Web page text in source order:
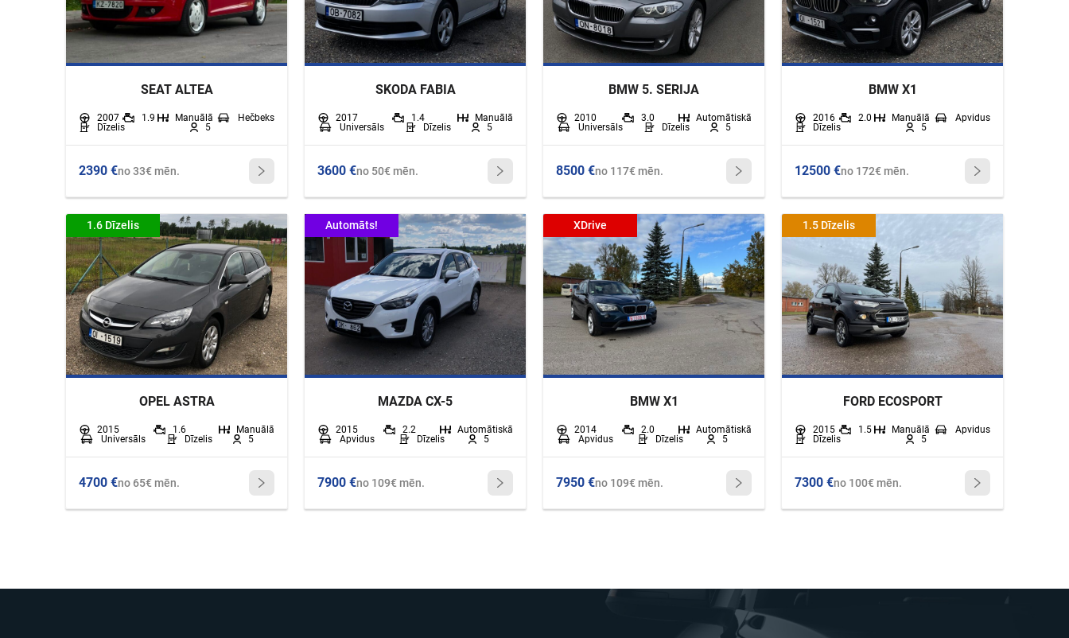
SEAT ALTEA
2007 1.9 Manuālā
Hečbeks
Dīzelis
5
2390 €no 33€ mēn.
SKODA FABIA
2017 1.4
Manuālā
Universāls
Dīzelis 5
3600 €no 50€ mēn.
BMW 5. SĒRIJA
2010 3.0
Automātiskā
Universāls
Dīzelis 5
8500 €no 117€ mēn.
BMW X1
2016 2.0 Manuālā
Apvidus
Dīzelis
5
12500 €no 172€ mēn.
1.6 Dīzelis
OPEL ASTRA
2015 1.6
Manuālā
Universāls
Dīzelis 5
4700 €no 65€ mēn.
Automāts!
MAZDA CX-5
2015 2.2
Automātiskā
Apvidus
Dīzelis 5
7900 €no 109€ mēn.
XDrive
BMW X1
2014 2.0
Automātiskā
Apvidus
Dīzelis 5
7950 €no 109€ mēn.
1.5 Dīzelis
FORD ECOSPORT
2015 1.5 Manuālā
Apvidus
Dīzelis
5
7300 €no 100€ mēn.